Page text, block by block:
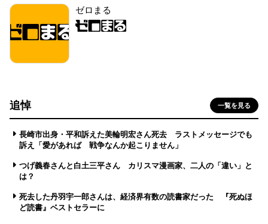
ゼロまる
追悼 一覧を見る
長崎市出身・平和訴えた美輪明宏さん死去 ラストメッセージでも
訴え「愛があれば 戦争なんか起こりません」
つげ義春さんと白土三平さん カリスマ漫画家、二人の「違い」と
は？
死去した丹羽宇一郎さんは、経済界有数の読書家だった 『死ぬほ
ど読書』ベストセラーに